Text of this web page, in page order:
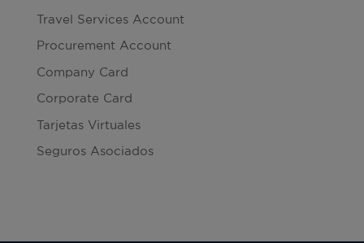
Travel Services Account
Procurement Account
Company Card
Corporate Card
Tarjetas Virtuales
Seguros Asociados